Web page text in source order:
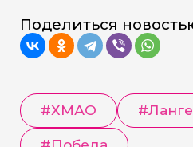
Поделиться
#ХМАО #